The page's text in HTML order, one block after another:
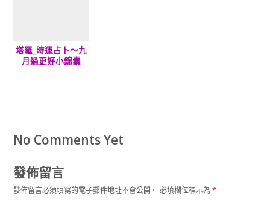
塔羅_時運占卜～九
月過更好小錦囊
No Comments Yet
發佈留言
發佈留言必須填寫的電子郵件地址不會公開。 必填欄位標示為*